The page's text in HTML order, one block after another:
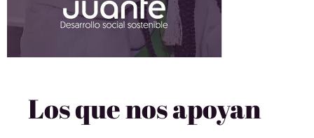
Los que nos apoyan